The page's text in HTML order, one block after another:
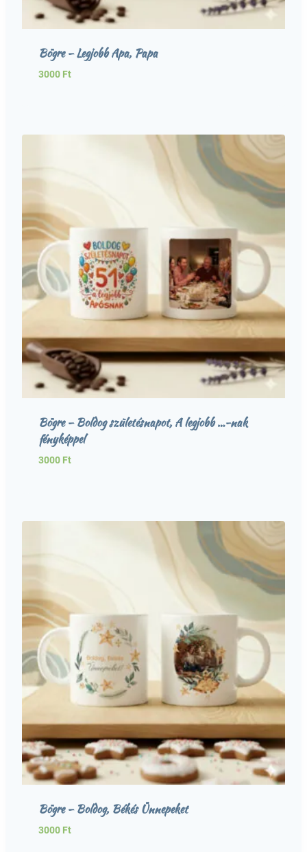
Bögre – Legjobb Apa, Papa
3000 Ft
Bögre – Boldog születésnapot, A legjobb …-nak
fényképpel
3000 Ft
Bögre – Boldog, Békés Ünnepeket
3000 Ft